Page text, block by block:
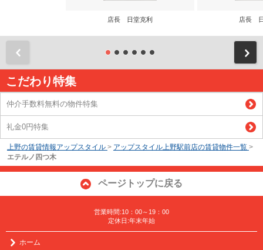
店長 日堂克利 店長
こだわり特集
仲介手数料無料の物件特集
礼金0円特集
上野の賃貸情報アップスタイル > アップスタイル上野駅前店の賃貸物件一覧 >
エテルノ四つ木
ページトップに戻る
営業時間:10：00～19：00
定休日:年末年始
ホーム